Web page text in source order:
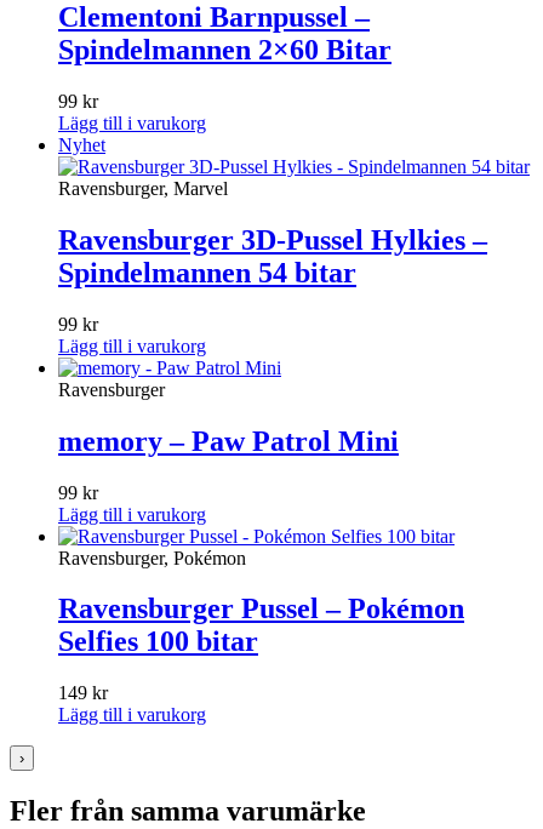
Clementoni Barnpussel –
Spindelmannen 2×60 Bitar
99 kr
Lägg till i varukorg
Nyhet
Ravensburger, Marvel
Ravensburger 3D-Pussel Hylkies –
Spindelmannen 54 bitar
99 kr
Lägg till i varukorg
Ravensburger
memory – Paw Patrol Mini
99 kr
Lägg till i varukorg
Ravensburger, Pokémon
Ravensburger Pussel – Pokémon
Selfies 100 bitar
149 kr
Lägg till i varukorg
›
Fler från samma varumärke